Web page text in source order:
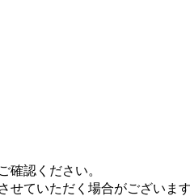
認ください。
せていただく場合がございま